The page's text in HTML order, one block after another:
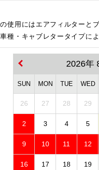
使用にはエアフィルターと
種・キャブレタータイプ
2026年
SUN MON TUE WED
26 27 28 29
2 3 4 5
9 10 11 12
16 17 18 19